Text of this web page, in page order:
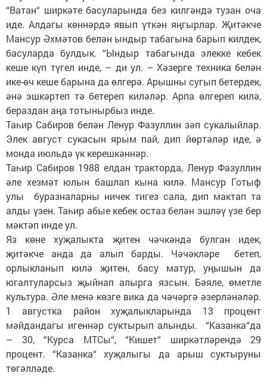
“Ватан“ ширкәте басуларында без килгәндә тузан оча
иде. Алдагы көннәрдә явып үткән яңгырлар. Җитәкче
Мансур Әхмәтов белән ындыр табагына барып килдек,
басуларда булдык. “Ындыр табагында элекке кебек
кеше күп түгел инде, – ди ул. – Хәзерге техника белән
ике-өч кеше барына да өлгерә. Арышны сугып бетердек,
әнә эшкәртеп тә бетереп киләләр. Арпа өлгереп килә,
бераздан аңа тотынырбыз инде.
Таһир Сабиров белән Ленур Фазуллин зәп сукалыйлар.
Элек август сукасын ярым пай, дип йөртәләр иде, ә
монда июльдә үк керешкәннәр.
Таһир Сабиров 1988 елдан тракторда, Ленур Фазуллин
әле хезмәт юлын башлап кына килә. Мансур Готыф
улы буразналарны ничек тигез сала, дип мактап та
алды үзен. Таһир абые кебек остаз белән эшләү үзе бер
мәктәп инде ул.
Яз көне хуҗалыкта җитен чәчкәндә булган идек,
җитәкче анда да алып барды. Чәчәкләре бетеп,
орлыкланып килә җитен, басу матур, уңышын да
югалтуларсыз җыйнап алырга язсын. Бәяле, өметле
культура. Әле менә көзге вика да чәчәргә әзерләнәләр.
1 августка район хуҗалыкларында 13 процент
мәйдандагы игеннәр суктырып алынды. “Казанка“да
– 30, “Курса МТСы“, “Кишет“ ширкәтләрендә 29
процент. “Казанка“ хуҗалыгы да арыш суктыруны
төгәлләде.